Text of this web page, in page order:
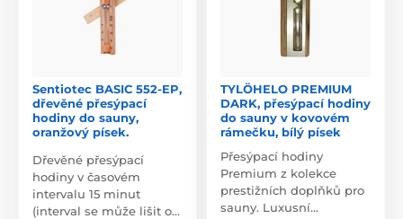
Sentiotec BASIC 552-EP,
dřevěné přesýpací
hodiny do sauny,
oranžový písek.
Dřevěné přesýpací
hodiny v časovém
intervalu 15 minut
(interval se může lišit o…
TYLÖHELO PREMIUM
DARK, přesýpací hodiny
do sauny v kovovém
rámečku, bílý písek
Přesýpací hodiny
Premium z kolekce
prestižních doplňků pro
sauny. Luxusní…